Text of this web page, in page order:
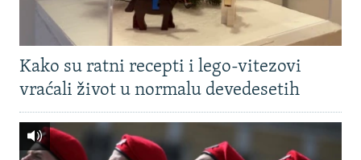
Kako su ratni recepti i lego-vitezovi
vraćali život u normalu devedesetih